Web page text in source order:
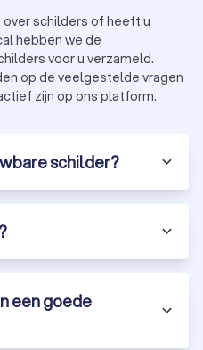
schilders of heeft u
hebben we de
voor u verzameld.
op de veelgestelde vragen
zijn op ons platform.
schilder?
een goede